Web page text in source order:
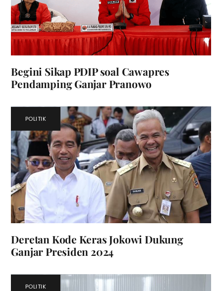
Begini Sikap PDIP soal Cawapres
Pendamping Ganjar Pranowo
POLITIK
Deretan Kode Keras Jokowi Dukung
Ganjar Presiden 2024
POLITIK